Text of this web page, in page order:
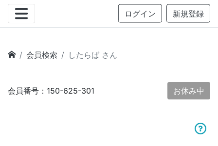
ログイン 新規登録
会員検索 したらば さん
会員番号：150-625-301 お休み中